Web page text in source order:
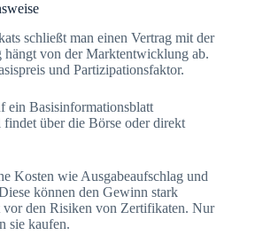
schließt man einen Vertrag mit der
von der Marktentwicklung ab.
und Partizipationsfaktor.
ein Basisinformationsblatt
über die Börse oder direkt
Kosten wie Ausgabeaufschlag und
können den Gewinn stark
vor den Risiken von Zertifikaten. Nur
sie kaufen.